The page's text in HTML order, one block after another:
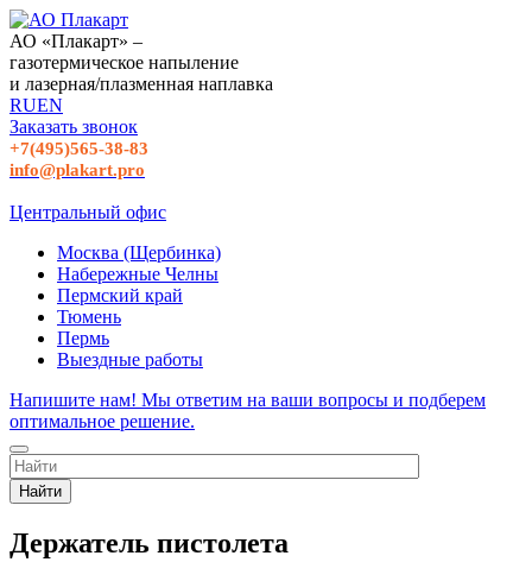
АО «Плакарт» –
газотермическое напыление
и лазерная/плазменная наплавка
RUEN
Заказать звонок
+7(495)565-38-83
info@plakart.pro
Центральный офис
Москва (Щербинка)
Набережные Челны
Пермский край
Тюмень
Пермь
Выездные работы
Напишите нам! Мы ответим на ваши вопросы и подберем
оптимальное решение.
Найти
Держатель пистолета